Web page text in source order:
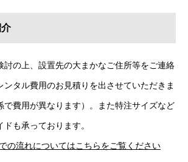
討の上、設置先の大まかなご住所等をご連絡
ンタル費用のお見積りを出させていただきま
で費用が異なります）。また特注サイズなど
も承っております。
の流れについてはこちらをご覧ください